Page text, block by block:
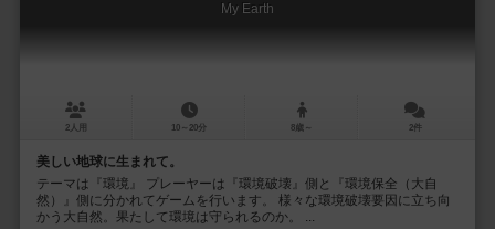
My Earth
2人用 10～20分 8歳～ 2件
美しい地球に生まれて。
テーマは『環境』 プレーヤーは『環境破壊』側と『環境保全（大自
然）』側に分かれてゲームを行います。 様々な環境破壊要因に立ち向
かう大自然。果たして環境は守られるのか。 ...